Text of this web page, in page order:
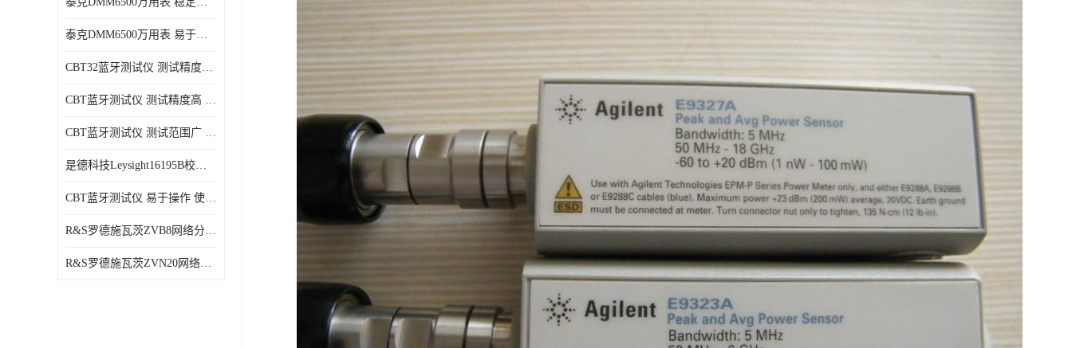
泰克DMM6500万用表 易于操作 操作简便
CBT32蓝牙测试仪 测试精度高 灵活性高 多功能性
CBT蓝牙测试仪 测试精度高 兼容性强 使用寿命较长
CBT蓝牙测试仪 测试范围广 稳定性好
是德科技Leysight16195B校准件 可靠性高 精度高
CBT蓝牙测试仪 易于操作 使用寿命较长
R&S罗德施瓦茨ZVB8网络分析仪 可视化分析 多功能性
R&S罗德施瓦茨ZVN20网络分析仪 性能稳定 提高网络性能